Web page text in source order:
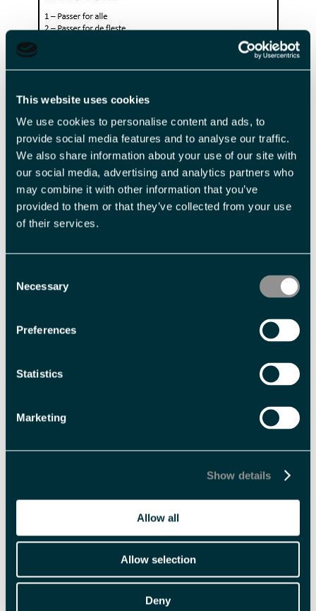
This website uses cookies
We use cookies to personalise content and ads, to
provide social media features and to analyse our traffic.
We also share information about your use of our site with
our social media, advertising and analytics partners who
may combine it with other information that you’ve
provided to them or that they’ve collected from your use
of their services.
Selection
Necessary
Preferences
Statistics
Marketing
Show details
Allow all
Allow selection
Deny
til bryggeriet ble en realitet.
Avgrens søket
Vis liste Vis kart Bildecollage
141 vurderinger
Ølsmaking på Svalbard bryggeri